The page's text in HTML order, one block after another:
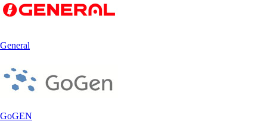
General
GoGEN